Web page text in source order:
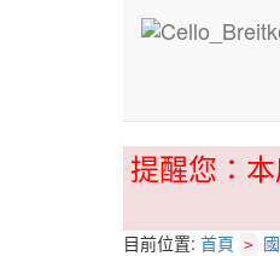
提醒您：
目前位置: 首頁 >